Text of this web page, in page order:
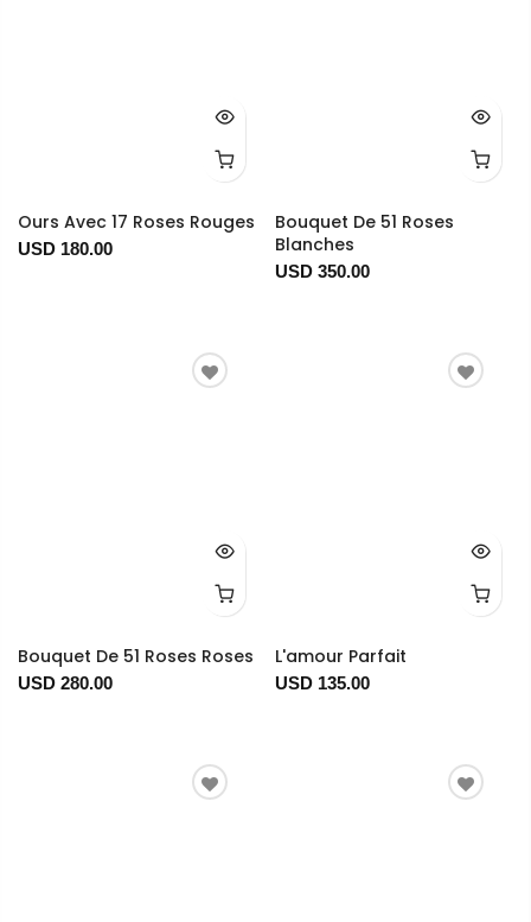
Ours Avec 17 Roses Rouges
USD 180.00
Bouquet De 51 Roses
Blanches
USD 350.00
Bouquet De 51 Roses Roses
USD 280.00
L'amour Parfait
USD 135.00